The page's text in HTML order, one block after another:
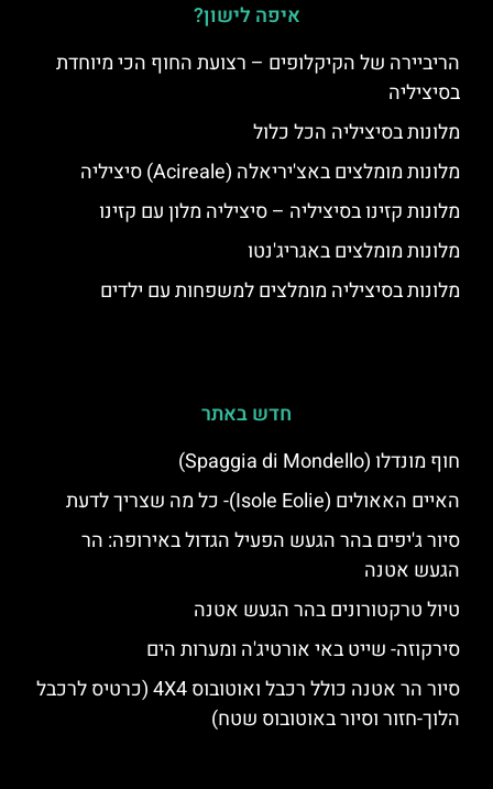
איפה לישון?
הריביירה של הקיקלופים – רצועת החוף הכי מיוחדת
בסיציליה
מלונות בסיציליה הכל כלול
מלונות מומלצים באצ'יריאלה (Acireale) סיציליה
מלונות קזינו בסיציליה – סיציליה מלון עם קזינו
מלונות מומלצים באגריג'נטו
מלונות בסיציליה מומלצים למשפחות עם ילדים
חדש באתר
חוף מונדלו (Spaggia di Mondello)
האיים האאולים (Isole Eolie)- כל מה שצריך לדעת
סיור ג'יפים בהר הגעש הפעיל הגדול באירופה: הר
הגעש אטנה
טיול טרקטורונים בהר הגעש אטנה
סירקוזה- שייט באי אורטיג'ה ומערות הים
סיור הר אטנה כולל רכבל ואוטובוס 4X4 (כרטיס לרכבל
הלוך-חזור וסיור באוטובוס שטח)